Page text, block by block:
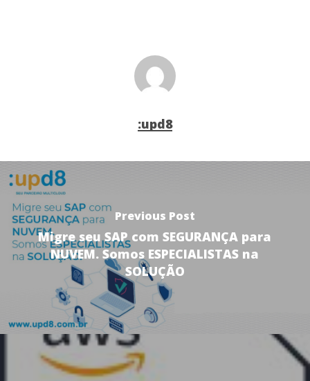
:upd8
Previous Post
Migre seu SAP com SEGURANÇA para
NUVEM. Somos ESPECIALISTAS na
SOLUÇÃO